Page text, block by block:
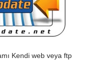
Kendi web veya ftp